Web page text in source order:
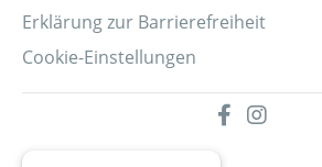
Erklärung zur Barrierefreiheit
Cookie-Einstellungen